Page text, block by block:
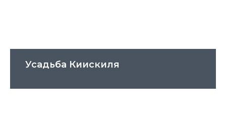
Усадьба Киискиля